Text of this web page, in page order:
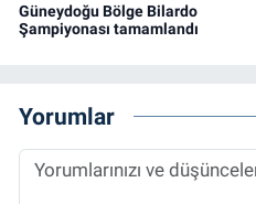
Güneydoğu Bölge Bilardo
Şampiyonası tamamlandı
Yorumlar